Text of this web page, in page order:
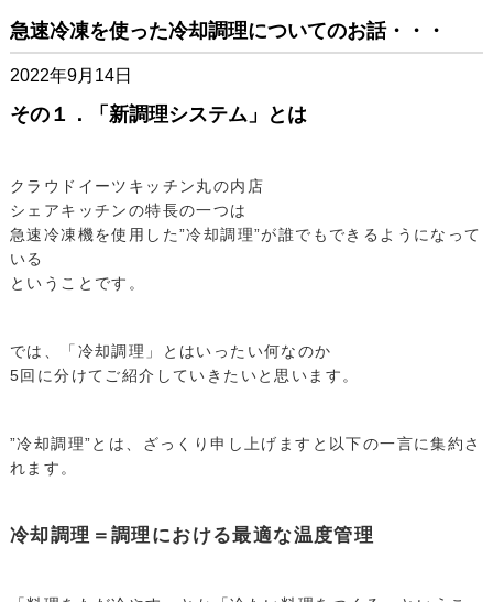
急速冷凍を使った冷却調理についてのお話・・・
2022年9月14日
その１．「新調理システム」とは
クラウドイーツキッチン丸の内店
シェアキッチンの特長の一つは
急速冷凍機を使用した”冷却調理”が誰でもできるようになって
いる
ということです。
では、「冷却調理」とはいったい何なのか
5回に分けてご紹介していきたいと思います。
”冷却調理”とは、ざっくり申し上げますと以下の一言に集約さ
れます。
冷却調理＝調理における最適な温度管理